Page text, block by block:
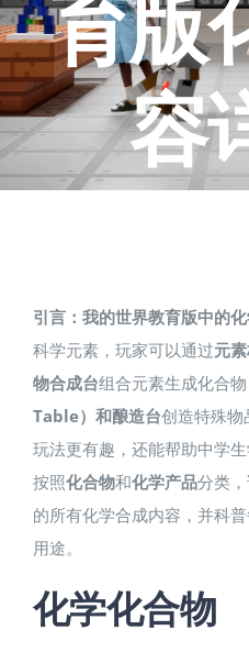
育版
容
引言：我的世界教育版中的
科学元素，玩家可以通过元
物合成台组合元素生成化合
Table）和酿造台创造特殊物
玩法更有趣，还能帮助中学
按照化合物和化学产品分类
的所有化学合成内容，并科
用途。
化学化合物